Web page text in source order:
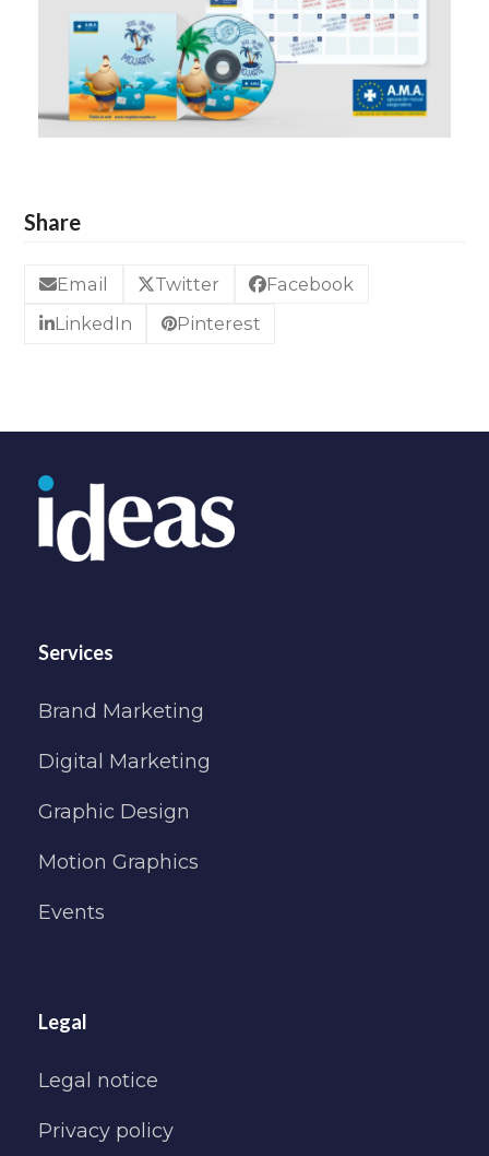
Share
Email Twitter
Facebook
LinkedIn
Pinterest
Services
Brand Marketing
Digital Marketing
Graphic Design
Motion Graphics
Events
Legal
Legal notice
Privacy policy